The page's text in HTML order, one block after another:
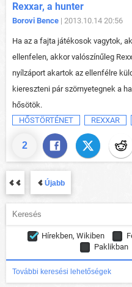
2
Rexxar, a hunter
Borovi Bence | 2013.10.14 20:56
Ha az a fajta játékosok vagytok,
ellenfelen, akkor valószínűleg
nyílzáport akartok az ellenfélre
kiereszteni pár szörnyetegnek a
hősötök.
HŐSTÖRTÉNET
REXXAR
Újabb
Hírekben, Wikiben
Paklikban
További keresési lehetőségek